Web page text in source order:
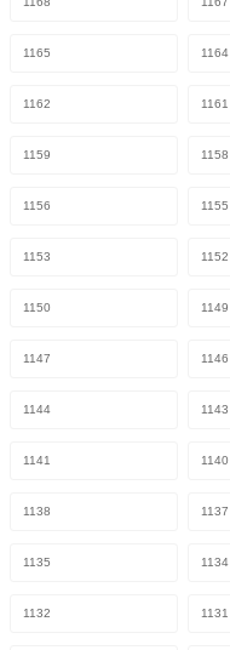
1165 1164
1162 1161
1159 1158
1156 1155
1153 1152
1150 1149
1147 1146
1144 1143
1141 1140
1138 1137
1135 1134
1132 1131